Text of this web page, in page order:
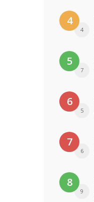
4
4
5
7
6
5
7
6
8
9